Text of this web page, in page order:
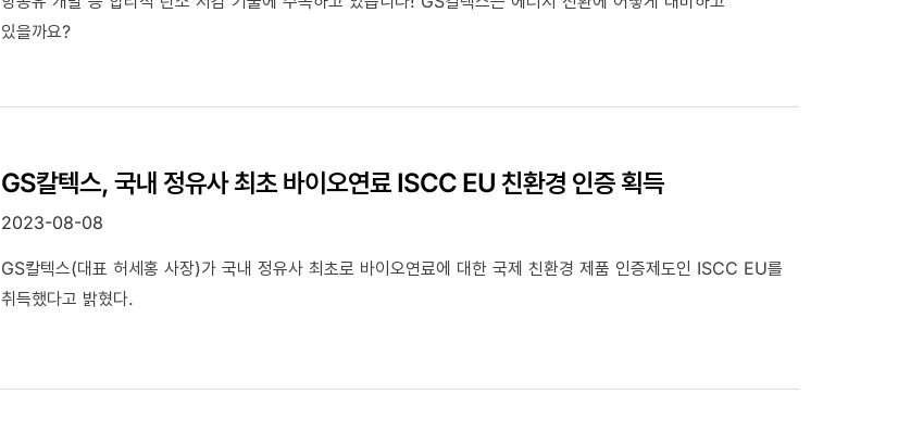
있을까요?
GS칼텍스, 국내 정유사 최초 바이오연료 ISCC EU 친환경 인증 획득
2023-08-08
GS칼텍스(대표 허세홍 사장)가 국내 정유사 최초로 바이오연료에 대한 국제 친환경 제품 인증제도인 ISCC EU를
취득했다고 밝혔다.